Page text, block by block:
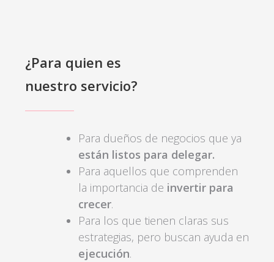
¿Para quien es
nuestro servicio?
Para dueños de negocios que ya
están listos para delegar.
Para aquellos que comprenden
la importancia de invertir para
crecer.
Para los que tienen claras sus
estrategias, pero buscan ayuda en
ejecución.